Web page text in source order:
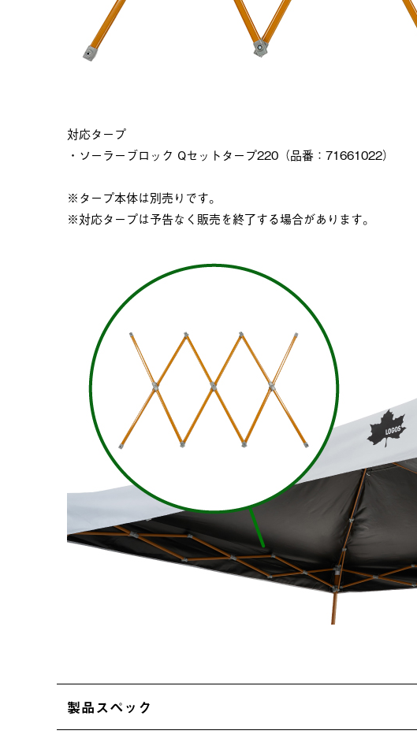
対応タープ
・ソーラーブロック Qセットタープ220（品番：71661022）
※タープ本体は別売りです。
※対応タープは予告なく販売を終了する場合があります。
製品スペック